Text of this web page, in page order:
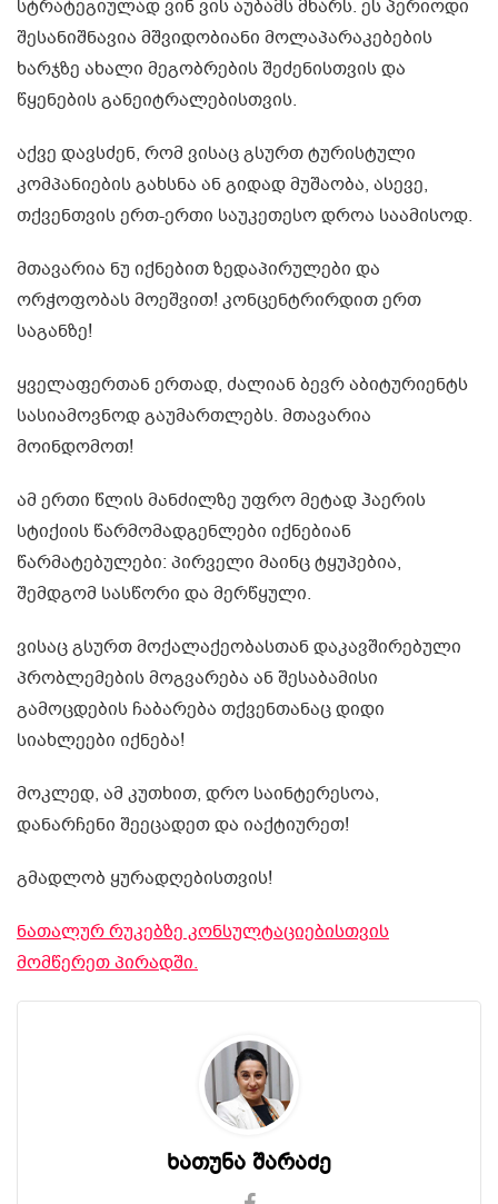
სტრატეგიულად ვინ ვის აუბამს მხარს. ეს პერიოდი
შესანიშნავია მშვიდობიანი მოლაპარაკებების
ხარჯზე ახალი მეგობრების შეძენისთვის და
წყენების განეიტრალებისთვის.
აქვე დავსძენ, რომ ვისაც გსურთ ტურისტული
კომპანიების გახსნა ან გიდად მუშაობა, ასევე,
თქვენთვის ერთ-ერთი საუკეთესო დროა საამისოდ.
მთავარია ნუ იქნებით ზედაპირულები და
ორჭოფობას მოეშვით! კონცენტრირდით ერთ
საგანზე!
ყველაფერთან ერთად, ძალიან ბევრ აბიტურიენტს
სასიამოვნოდ გაუმართლებს. მთავარია
მოინდომოთ!
ამ ერთი წლის მანძილზე უფრო მეტად ჰაერის
სტიქიის წარმომადგენლები იქნებიან
წარმატებულები: პირველი მაინც ტყუპებია,
შემდგომ სასწორი და მერწყული.
ვისაც გსურთ მოქალაქეობასთან დაკავშირებული
პრობლემების მოგვარება ან შესაბამისი
გამოცდების ჩაბარება თქვენთანაც დიდი
სიახლეები იქნება!
მოკლედ, ამ კუთხით, დრო საინტერესოა,
დანარჩენი შეეცადეთ და იაქტიურეთ!
გმადლობ ყურადღებისთვის!
ნათალურ რუკებზე კონსულტაციებისთვის
მომწერეთ პირადში.
ხათუნა შარაძე